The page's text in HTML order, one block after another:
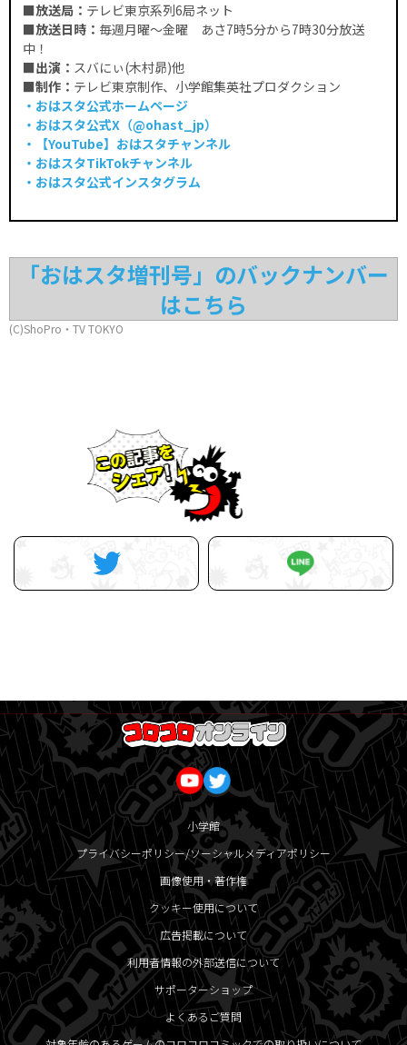
■放送局： テレビ東京系列6局ネット
■放送日時： 毎週月曜～金曜 あさ7時5分から7時30分放送
中！
■出演： スバにぃ(木村昴)他
■制作： テレビ東京制作、小学館集英社プロダクション
・おはスタ公式ホームページ
・おはスタ公式X（@ohast_jp）
・【YouTube】 おはスタチャンネル
・おはスタTikTokチャンネル
・おはスタ公式インスタグラム
「おはスタ増刊号」のバックナンバー
はこちら
(C)ShoPro・TV TOKYO
小学館
プライバシーポリシー/ソーシャルメディアポリシー
画像使用・著作権
クッキー使用について
広告掲載について
利用者情報の外部送信について
サポーターショップ
よくあるご質問